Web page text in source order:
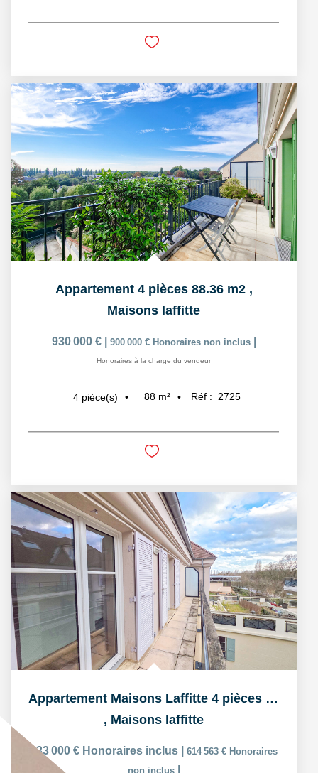
Appartement 4 pièces 88.36 m2 ,
Maisons laffitte
930 000 € 900 000 € Honoraires non inclus
Honoraires à la charge du vendeur
4 pièce(s) 88 m² Réf : 2725
Appartement Maisons Laffitte 4 pièces 105.9 m2
, Maisons laffitte
633 000 € Honoraires inclus 614 563 € Honoraires
non inclus